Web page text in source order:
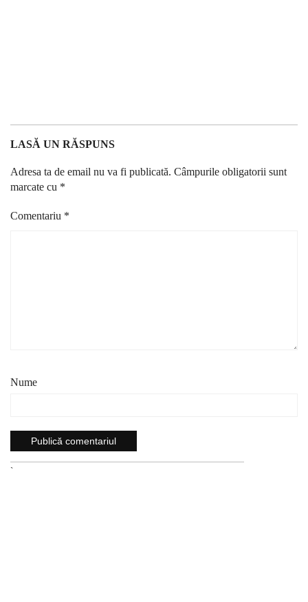
LASĂ UN RĂSPUNS
Adresa ta de email nu va fi publicată. Câmpurile obligatorii sunt
marcate cu *
Comentariu *
Nume
`